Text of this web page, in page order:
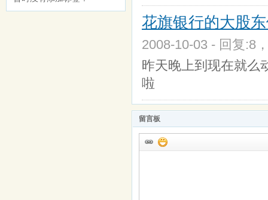
花旗银行的大股
2008-10-03 - 回复:8
昨天晚上到现在就么
啦
留言板